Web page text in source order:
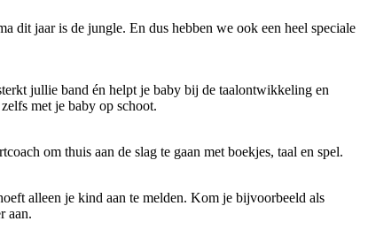
dit jaar is de jungle. En dus hebben we ook een heel speciale
jullie band én helpt je baby bij de taalontwikkeling en
met je baby op schoot.
om thuis aan de slag te gaan met boekjes, taal en spel.
alleen je kind aan te melden. Kom je bijvoorbeeld als
aan.